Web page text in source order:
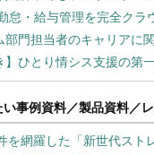
事例資料／製品資料／
を網羅した「新世代スト